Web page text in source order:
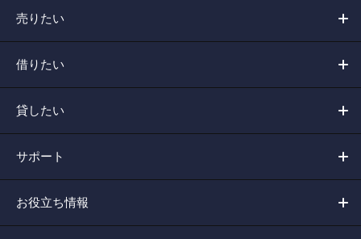
売りたい
借りたい
貸したい
サポート
お役立ち情報